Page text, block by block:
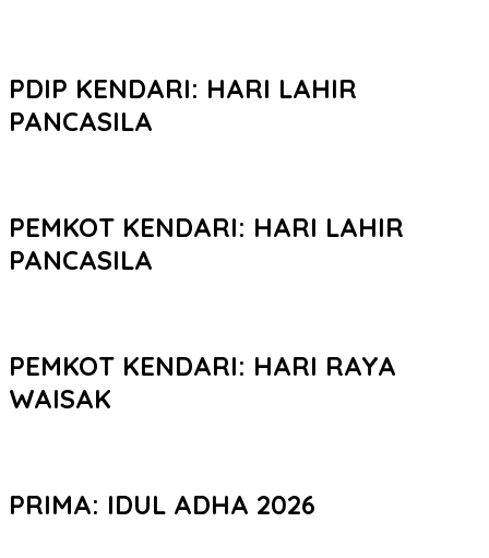
PDIP KENDARI: HARI LAHIR
PANCASILA
PEMKOT KENDARI: HARI LAHIR
PANCASILA
PEMKOT KENDARI: HARI RAYA
WAISAK
PRIMA: IDUL ADHA 2026